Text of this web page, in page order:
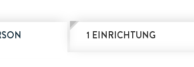
1 EINRICHTUNG